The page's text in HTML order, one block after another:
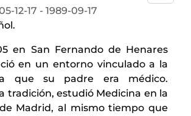
12-17 - 1989-09-17
en San Fernando de Henares
en un entorno vinculado a la
que su padre era médico.
tradición, estudió Medicina en la
Madrid, al mismo tiempo que